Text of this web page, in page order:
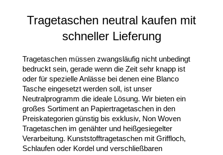
Tragetaschen neutral kaufen mit
schneller Lieferung
Tragetaschen müssen zwangsläufig nicht unbedingt
bedruckt sein, gerade wenn die Zeit sehr knapp ist
oder für spezielle Anlässe bei denen eine Blanco
Tasche eingesetzt werden soll, ist unser
Neutralprogramm die ideale Lösung. Wir bieten ein
großes Sortiment an Papiertragetaschen in den
Preiskategorien günstig bis exklusiv, Non Woven
Tragetaschen im genähter und heißgesiegelter
Verarbeitung. Kunststofftragetaschen mit Griffloch,
Schlaufen oder Kordel und verschließbaren